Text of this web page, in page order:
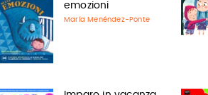
emozioni
María Menéndez-Ponte